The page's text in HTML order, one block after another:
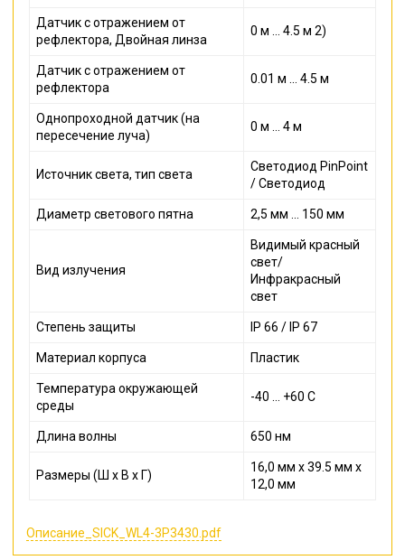
Датчик с отражением от
рефлектора, Двойная линза
0 м ... 4.5 м 2)
Датчик с отражением от
рефлектора
0.01 м ... 4.5 м
Однопроходной датчик (на
пересечение луча)
0 м ... 4 м
Источник света, тип света
Светодиод PinPoint
/ Светодиод
Диаметр светового пятна 2,5 мм ... 150 мм
Вид излучения
Видимый красный
свет/
Инфракрасный
свет
Степень защиты IP 66 / IP 67
Материал корпуса Пластик
Температура окружающей
среды
-40 ... +60 С
Длина волны 650 нм
Размеры (Ш x В x Г)
16,0 мм x 39.5 мм x
12,0 мм
Описание_SICK_WL4-3P3430.pdf